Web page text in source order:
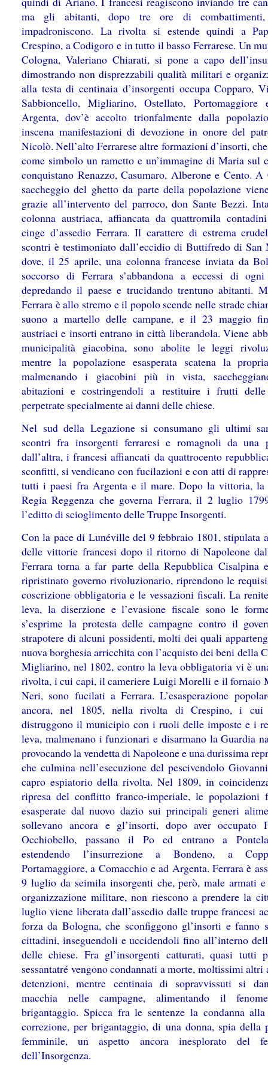
ma gli abitanti, dopo tre ore di
impadroniscono. La rivolta si estende quindi a
Crespino, a Codigoro e in tutto il basso Ferrarese. Un
Cologna, Valeriano Chiarati, si pone a capo
dimostrando non disprezzabili qualità militari e
alla testa di centinaia d’insorgenti occupa Copparo,
Sabbioncello, Migliarino, Ostellato, Portomaggiore
Argenta, dov’è accolto trionfalmente dalla
inscena manifestazioni di devozione in onore del
Nicolò. Nell’alto Ferrarese altre formazioni d’insorti,
come simbolo un rametto e un’immagine di Maria sul
conquistano Renazzo, Casumaro, Alberone e Cento.
saccheggio del ghetto da parte della popolazione
grazie all’intervento del parroco, don Sante Bezzi.
colonna austriaca, affiancata da quattromila
cinge d’assedio Ferrara. Il carattere di estrema
scontri è testimoniato dall’eccidio di Buttifredo di San
dove, il 25 aprile, una colonna francese inviata da
soccorso di Ferrara s’abbandona a eccessi di ogni
depredando il paese e trucidando trentuno abitanti.
Ferrara è allo stremo e il popolo scende nelle strade
suono a martello delle campane, e il 23 maggio
austriaci e insorti entrano in città liberandola. Viene
municipalità giacobina, sono abolite le leggi
mentre la popolazione esasperata scatena la
malmenando i giacobini più in vista,
abitazioni e costringendoli a restituire i frutti delle
perpetrate specialmente ai danni delle chiese.
Nel sud della Legazione si consumano gli ultimi
scontri fra insorgenti ferraresi e romagnoli da una
dall’altra, i francesi affiancati da quattrocento
sconfitti, si vendicano con fucilazioni e con atti di
tutti i paesi fra Argenta e il mare. Dopo la vittoria, la
Regia Reggenza che governa Ferrara, il 2 luglio
l’editto di scioglimento delle Truppe Insorgenti.
Con la pace di Lunéville del 9 febbraio 1801, stipulata
delle vittorie francesi dopo il ritorno di Napoleone
Ferrara torna a far parte della Repubblica Cisalpina
ripristinato governo rivoluzionario, riprendono le
coscrizione obbligatoria e le vessazioni fiscali. La
leva, la diserzione e l’evasione fiscale sono le
s’esprime la protesta delle campagne contro il
strapotere di alcuni possidenti, molti dei quali
nuova borghesia arricchita con l’acquisto dei beni della
Migliarino, nel 1802, contro la leva obbligatoria vi è
rivolta, i cui capi, il cameriere Luigi Morelli e il fornaio
Neri, sono fucilati a Ferrara. L’esasperazione
ancora, nel 1805, nella rivolta di Crespino, i cui
distruggono il municipio con i ruoli delle imposte e i
leva, malmenano i funzionari e disarmano la Guardia
provocando la vendetta di Napoleone e una durissima
che culmina nell’esecuzione del pescivendolo
capro espiatorio della rivolta. Nel 1809, in
ripresa del conflitto franco-imperiale, le popolazioni
esasperate dal nuovo dazio sui principali generi
sollevano ancora e gl’insorti, dopo aver occupato
Occhiobello, passano il Po ed entrano a
estendendo l’insurrezione a Bondeno, a
Portamaggiore, a Comacchio e ad Argenta. Ferrara è
9 luglio da seimila insorgenti che, però, male armati
organizzazione militare, non riescono a prendere la
luglio viene liberata dall’assedio dalle truppe francesi
forza da Bologna, che sconfiggono gl’insorti e fanno
cittadini, inseguendoli e uccidendoli fino all’interno
delle chiese. Fra gl’insorgenti catturati, quasi tutti
sessantatré vengono condannati a morte, moltissimi altri
detenzioni, mentre centinaia di sopravvissuti si
macchia nelle campagne, alimentando il
brigantaggio. Spicca fra le sentenze la condanna
correzione, per brigantaggio, di una donna, spia della
femminile, un aspetto ancora inesplorato del
dell’Insorgenza.